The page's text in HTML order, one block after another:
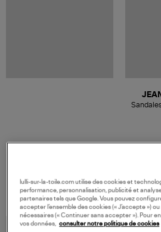
VOS DERNIERS PRODUITS VUS
lulli-sur-la-toile.com utilise des cookies et
performance, personnalisation, publicité et
partenaires tels que Google. Vous pouvez
accepter l’ensemble des cookies (« J’accepte »)
nécessaires (« Continuer sans accepter »). Pour
vos données, consulter notre politique de cookies